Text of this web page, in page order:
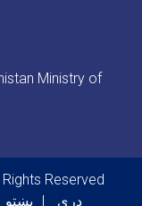
Ministry of
Reserved
پښتو دری